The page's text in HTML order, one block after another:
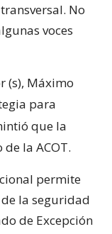
No
voces
(s), Máximo
para
que la
la ACOT.
permite
la seguridad
de Excepción